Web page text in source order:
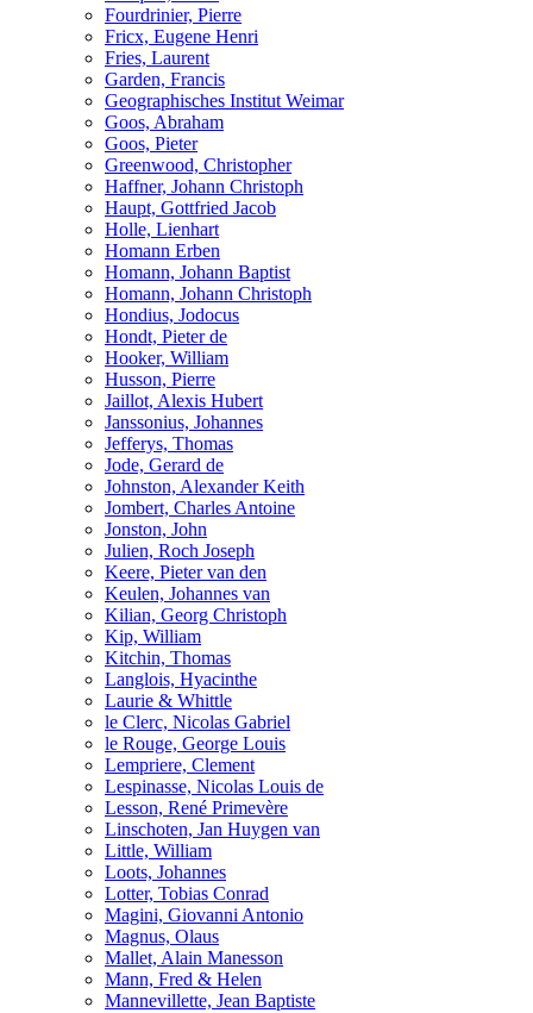
Fourdrinier, Pierre
Fricx, Eugene Henri
Fries, Laurent
Garden, Francis
Geographisches Institut Weimar
Goos, Abraham
Goos, Pieter
Greenwood, Christopher
Haffner, Johann Christoph
Haupt, Gottfried Jacob
Holle, Lienhart
Homann Erben
Homann, Johann Baptist
Homann, Johann Christoph
Hondius, Jodocus
Hondt, Pieter de
Hooker, William
Husson, Pierre
Jaillot, Alexis Hubert
Janssonius, Johannes
Jefferys, Thomas
Jode, Gerard de
Johnston, Alexander Keith
Jombert, Charles Antoine
Jonston, John
Julien, Roch Joseph
Keere, Pieter van den
Keulen, Johannes van
Kilian, Georg Christoph
Kip, William
Kitchin, Thomas
Langlois, Hyacinthe
Laurie & Whittle
le Clerc, Nicolas Gabriel
le Rouge, George Louis
Lempriere, Clement
Lespinasse, Nicolas Louis de
Lesson, René Primevère
Linschoten, Jan Huygen van
Little, William
Loots, Johannes
Lotter, Tobias Conrad
Magini, Giovanni Antonio
Magnus, Olaus
Mallet, Alain Manesson
Mann, Fred & Helen
Mannevillette, Jean Baptiste